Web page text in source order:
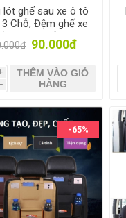
lót ghế sau xe ô tô
3 Chỗ, Đệm ghế xe
mặt ghế xe 4-5
Đệm da ô tô phía
90.000đ
THÊM VÀO GIỎ
HÀNG
-65%